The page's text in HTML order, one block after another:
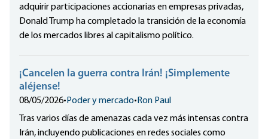
adquirir participaciones accionarias en empresas privadas,
Donald Trump ha completado la transición de la economía
de los mercados libres al capitalismo político.
¡Cancelen la guerra contra Irán! ¡Simplemente
aléjense!
08/05/2026•Poder y mercado•Ron Paul
Tras varios días de amenazas cada vez más intensas contra
Irán, incluyendo publicaciones en redes sociales como